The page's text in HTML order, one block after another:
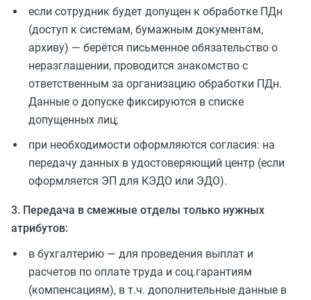
если сотрудник будет допущен к обработке ПДн
(доступ к системам, бумажным документам,
архиву) — берётся письменное обязательство о
неразглашении, проводится знакомство с
ответственным за организацию обработки ПДн.
Данные о допуске фиксируются в списке
допущенных лиц;
при необходимости оформляются согласия: на
передачу данных в удостоверяющий центр (если
оформляется ЭП для КЭДО или ЭДО).
3. Передача в смежные отделы только нужных
атрибутов:
в бухгалтерию — для проведения выплат и
расчетов по оплате труда и соц.гарантиям
(компенсациям), в т.ч. дополнительные данные в